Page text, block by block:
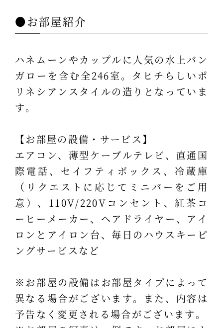
●お部屋紹介
ハネムーンやカップルに人気の水上バン
ガローを含む全246室。タヒチらしいポ
リネシアンスタイルの造りとなっていま
す。
【お部屋の設備・サービス】
エアコン、薄型ケーブルテレビ、直通国
際電話、セイフティボックス、冷蔵庫
（リクエストに応じてミニバーをご用
意）、110V/220Vコンセント、紅茶コ
ーヒーメーカー、ヘアドライヤー、アイ
ロンとアイロン台、毎日のハウスキーピ
ングサービスなど
※お部屋の設備はお部屋タイプによって
異なる場合がございます。また、内容は
予告なく変更される場合がございます。